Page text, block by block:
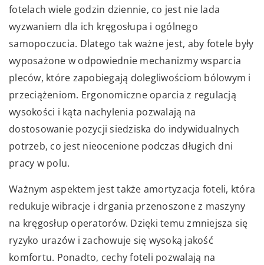
fotelach wiele godzin dziennie, co jest nie lada
wyzwaniem dla ich kręgosłupa i ogólnego
samopoczucia. Dlatego tak ważne jest, aby fotele były
wyposażone w odpowiednie mechanizmy wsparcia
pleców, które zapobiegają dolegliwościom bólowym i
przeciążeniom. Ergonomiczne oparcia z regulacją
wysokości i kąta nachylenia pozwalają na
dostosowanie pozycji siedziska do indywidualnych
potrzeb, co jest nieocenione podczas długich dni
pracy w polu.
Ważnym aspektem jest także amortyzacja foteli, która
redukuje wibracje i drgania przenoszone z maszyny
na kręgosłup operatorów. Dzięki temu zmniejsza się
ryzyko urazów i zachowuje się wysoką jakość
komfortu. Ponadto, cechy foteli pozwalają na